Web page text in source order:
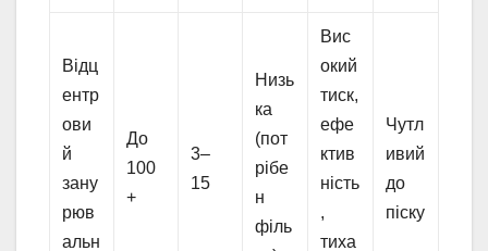
Відц
ентр
ови
й
зану
рюв
альн
До
100
+
3–
15
Низь
ка
(пот
рібе
н
філь
Вис
окий
тиск,
ефе
ктив
ність
,
тиха
Чутл
ивий
до
піску